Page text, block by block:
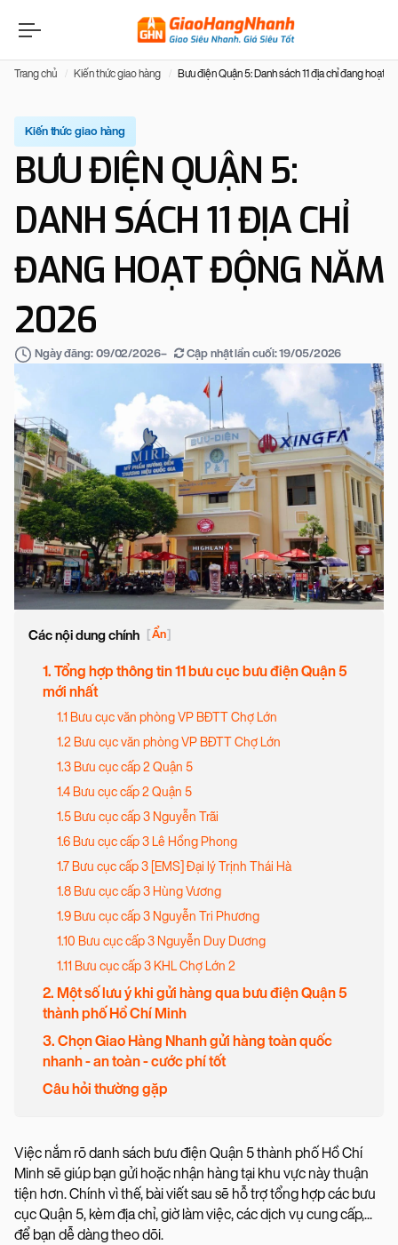
Trang chủ Kiến thức giao hàng Bưu điện Quận 5: Danh sách 11 địa chỉ đang hoạt
Kiến thức giao hàng
BƯU ĐIỆN QUẬN 5:
DANH SÁCH 11 ĐỊA CHỈ
ĐANG HOẠT ĐỘNG NĂM
2026
Ngày đăng: 09/02/2026– Cập nhật lần cuối:19/05/2026
Các nội dung chính [Ẩn]
1. Tổng hợp thông tin 11 bưu cục bưu điện Quận 5
mới nhất
1.1 Bưu cục văn phòng VP BĐTT Chợ Lớn
1.2 Bưu cục văn phòng VP BĐTT Chợ Lớn
1.3 Bưu cục cấp 2 Quận 5
1.4 Bưu cục cấp 2 Quận 5
1.5 Bưu cục cấp 3 Nguyễn Trãi
1.6 Bưu cục cấp 3 Lê Hồng Phong
1.7 Bưu cục cấp 3 [EMS] Đại lý Trịnh Thái Hà
1.8 Bưu cục cấp 3 Hùng Vương
1.9 Bưu cục cấp 3 Nguyễn Tri Phương
1.10 Bưu cục cấp 3 Nguyễn Duy Dương
1.11 Bưu cục cấp 3 KHL Chợ Lớn 2
2. Một số lưu ý khi gửi hàng qua bưu điện Quận 5
thành phố Hồ Chí Minh
3. Chọn Giao Hàng Nhanh gửi hàng toàn quốc
nhanh - an toàn - cước phí tốt
Câu hỏi thường gặp
Việc nắm rõ danh sách bưu điện Quận 5 thành phố Hồ Chí
Minh sẽ giúp bạn gửi hoặc nhận hàng tại khu vực này thuận
tiện hơn. Chính vì thế, bài viết sau sẽ hỗ trợ tổng hợp các bưu
cục Quận 5, kèm địa chỉ, giờ làm việc, các dịch vụ cung cấp,...
để bạn dễ dàng theo dõi.